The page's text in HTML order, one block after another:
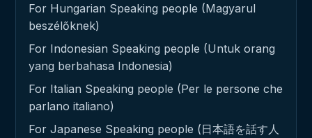
For Hungarian Speaking people (Magyarul
beszélőknek)
For Indonesian Speaking people (Untuk orang
yang berbahasa Indonesia)
For Italian Speaking people (Per le persone che
parlano italiano)
For Japanese Speaking people (日本語を話す人